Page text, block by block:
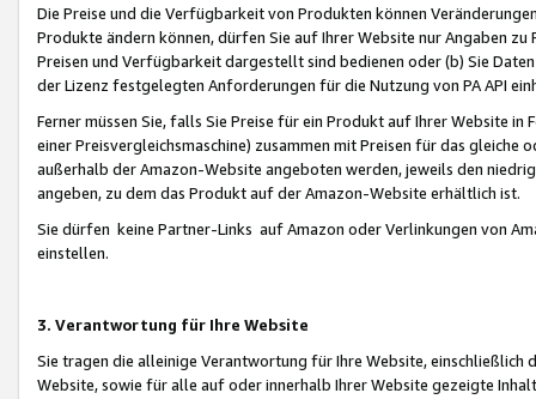
Die Preise und die Verfügbarkeit von Produkten können
Produkte ändern können, dürfen Sie auf Ihrer Website nur Angaben
Preisen und Verfügbarkeit dargestellt sind bedienen oder (b) Sie
der Lizenz festgelegten Anforderungen für die Nutzung von PA API
Ferner müssen Sie, falls Sie Preise für ein Produkt auf Ihrer Website
einer Preisvergleichsmaschine) zusammen mit Preisen für das
außerhalb der Amazon-Website angeboten werden, jeweils den
angeben, zu dem das Produkt auf der Amazon-Website erhältlich ist.
Sie dürfen keine Partner-Links auf Amazon oder Verlinkungen von
einstellen.
3. Verantwortung für Ihre Website
Sie tragen die alleinige Verantwortung für Ihre Website,
Website, sowie für alle auf oder innerhalb Ihrer Website gezeigte